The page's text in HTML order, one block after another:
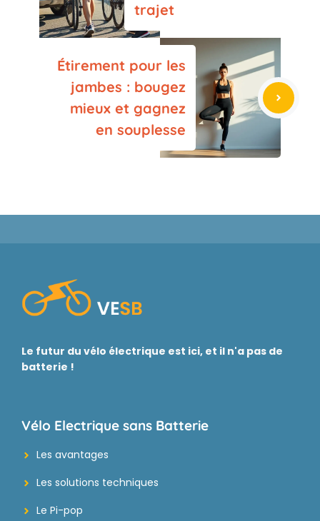
trajet
Étirement pour les
jambes : bougez
mieux et gagnez
en souplesse
Le futur du vélo électrique est ici, et il n'a pas de
batterie !
Vélo Electrique sans Batterie
Les avantages
Les solutions techniques
Le Pi-pop